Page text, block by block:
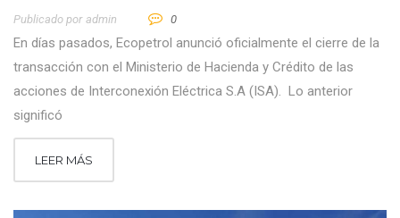
Publicado por Admin 0
En días pasados, Ecopetrol anunció oficialmente el cierre de la
transacción con el Ministerio de Hacienda y Crédito de las
acciones de Interconexión Eléctrica S.A (ISA). Lo anterior
significó
LEER MÁS